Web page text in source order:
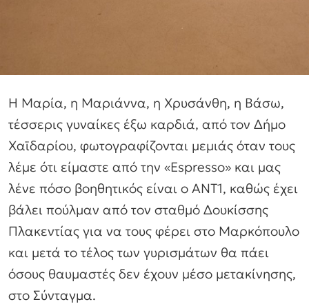
Η Μαρία, η Μαριάννα, η Χρυσάνθη, η Βάσω,
τέσσερις γυναίκες έξω καρδιά, από τον Δήμο
Χαϊδαρίου, φωτογραφίζονται μεμιάς όταν τους
λέμε ότι είμαστε από την «Espresso» και μας
λένε πόσο βοηθητικός είναι ο ΑΝΤ1, καθώς έχει
βάλει πούλμαν από τον σταθμό Δουκίσσης
Πλακεντίας για να τους φέρει στο Μαρκόπουλο
και μετά το τέλος των γυρισμάτων θα πάει
όσους θαυμαστές δεν έχουν μέσο μετακίνησης,
στο Σύνταγμα.